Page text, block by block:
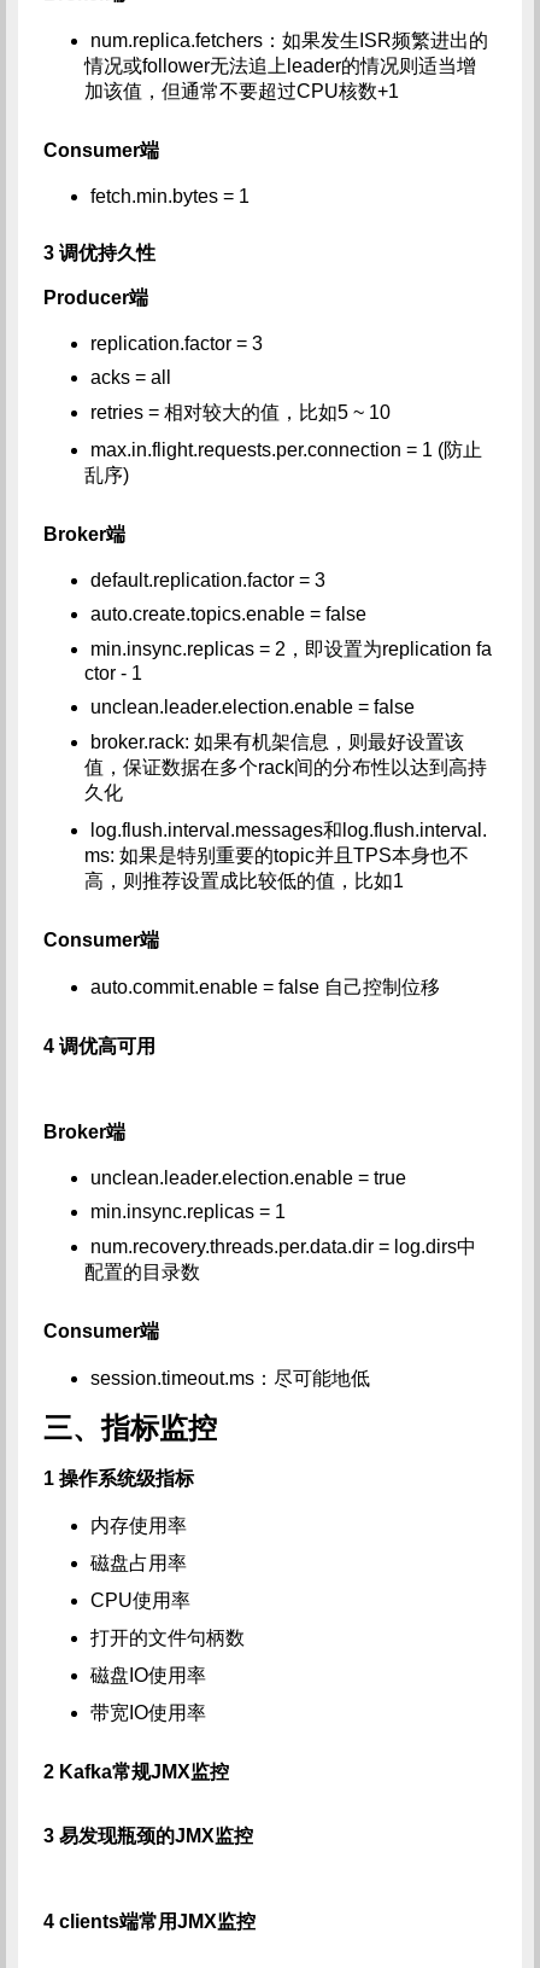
num.replica.fetchers：如果发生ISR频繁进出的
情况或follower无法追上leader的情况则适当增
加该值，但通常不要超过CPU核数+1
Consumer端
fetch.min.bytes = 1
3 调优持久性
Producer端
replication.factor = 3
acks = all
retries = 相对较大的值，比如5 ~ 10
max.in.flight.requests.per.connection = 1 (防止
乱序)
Broker端
default.replication.factor = 3
auto.create.topics.enable = false
min.insync.replicas = 2，即设置为replication fa
ctor - 1
unclean.leader.election.enable = false
broker.rack: 如果有机架信息，则最好设置该
值，保证数据在多个rack间的分布性以达到高持
久化
log.flush.interval.messages和log.flush.interval.
ms: 如果是特别重要的topic并且TPS本身也不
高，则推荐设置成比较低的值，比如1
Consumer端
auto.commit.enable = false 自己控制位移
4 调优高可用
Broker端
unclean.leader.election.enable = true
min.insync.replicas = 1
num.recovery.threads.per.data.dir = log.dirs中
配置的目录数
Consumer端
session.timeout.ms：尽可能地低
三、指标监控
1 操作系统级指标
内存使用率
磁盘占用率
CPU使用率
打开的文件句柄数
磁盘IO使用率
带宽IO使用率
2 Kafka常规JMX监控
3 易发现瓶颈的JMX监控
4 clients端常用JMX监控